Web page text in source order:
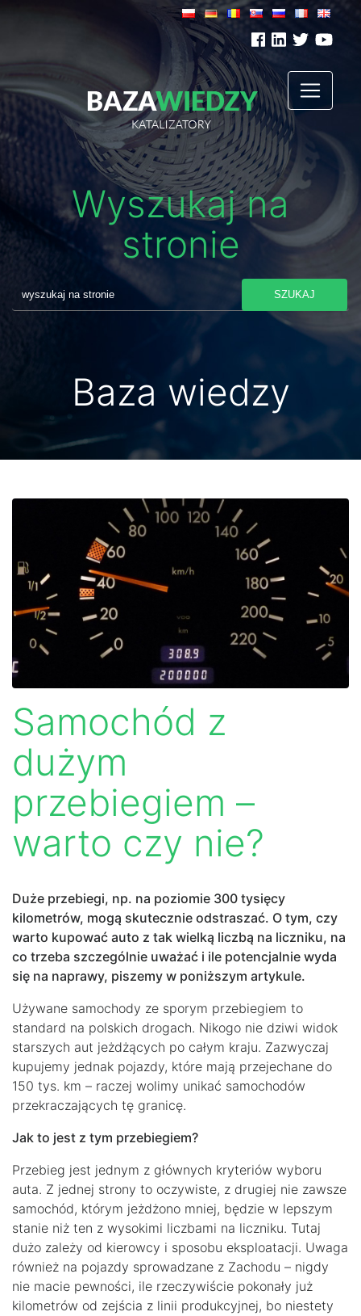
Wyszukaj na
stronie
SZUKAJ
Baza wiedzy
Samochód z
dużym
przebiegiem –
warto czy nie?
Duże przebiegi, np. na poziomie 300 tysięcy
kilometrów, mogą skutecznie odstraszać. O tym, czy
warto kupować auto z tak wielką liczbą na liczniku, na
co trzeba szczególnie uważać i ile potencjalnie wyda
się na naprawy, piszemy w poniższym artykule.
Używane samochody ze sporym przebiegiem to
standard na polskich drogach. Nikogo nie dziwi widok
starszych aut jeżdżących po całym kraju. Zazwyczaj
kupujemy jednak pojazdy, które mają przejechane do
150 tys. km – raczej wolimy unikać samochodów
przekraczających tę granicę.
Jak to jest z tym przebiegiem?
Przebieg jest jednym z głównych kryteriów wyboru
auta. Z jednej strony to oczywiste, z drugiej nie zawsze
samochód, którym jeżdżono mniej, będzie w lepszym
stanie niż ten z wysokimi liczbami na liczniku. Tutaj
dużo zależy od kierowcy i sposobu eksploatacji. Uwaga
również na pojazdy sprowadzane z Zachodu – nigdy
nie macie pewności, ile rzeczywiście pokonały już
kilometrów od zejścia z linii produkcyjnej, bo niestety